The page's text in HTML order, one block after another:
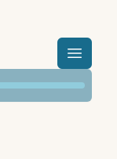
Menú